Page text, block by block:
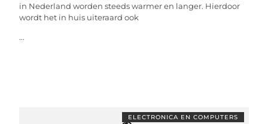
in Nederland worden steeds warmer en langer. Hierdoor
wordt het in huis uiteraard ook
...
ELECTRONICA EN COMPUTERS